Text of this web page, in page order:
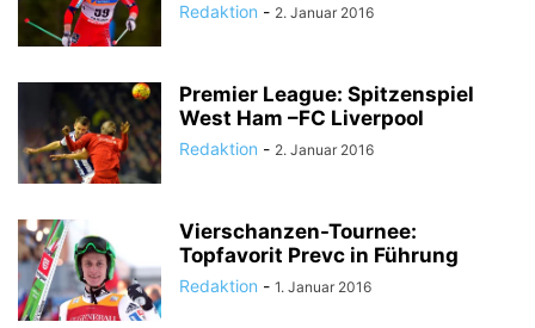
Redaktion - 2. Januar 2016
Premier League: Spitzenspiel
West Ham –FC Liverpool
Redaktion - 2. Januar 2016
Vierschanzen-Tournee:
Topfavorit Prevc in Führung
Redaktion - 1. Januar 2016